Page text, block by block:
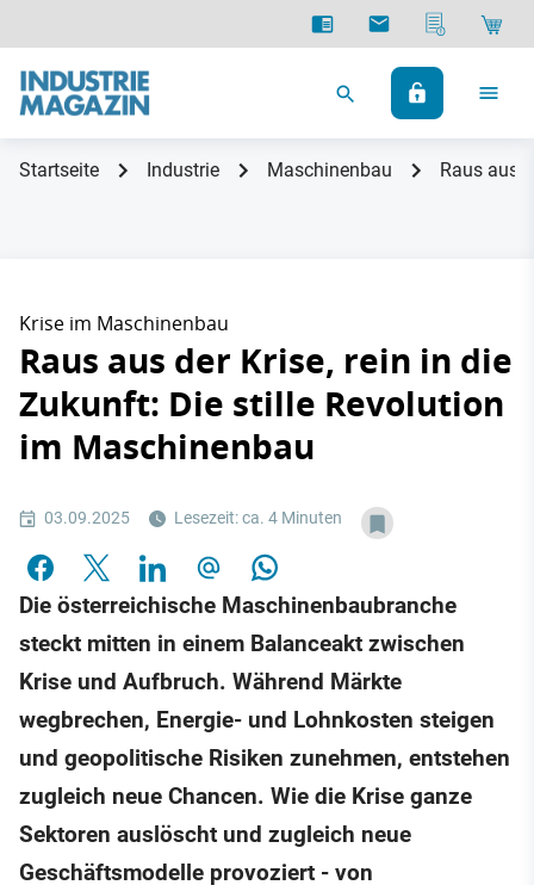
Startseite Industrie Maschinenbau Raus aus
Krise im Maschinenbau
Raus aus der Krise, rein in die
Zukunft: Die stille Revolution
im Maschinenbau
03.09.2025 Lesezeit: ca. 4 Minuten
Die österreichische Maschinenbaubranche
steckt mitten in einem Balanceakt zwischen
Krise und Aufbruch. Während Märkte
wegbrechen, Energie- und Lohnkosten steigen
und geopolitische Risiken zunehmen, entstehen
zugleich neue Chancen. Wie die Krise ganze
Sektoren auslöscht und zugleich neue
Geschäftsmodelle provoziert - von